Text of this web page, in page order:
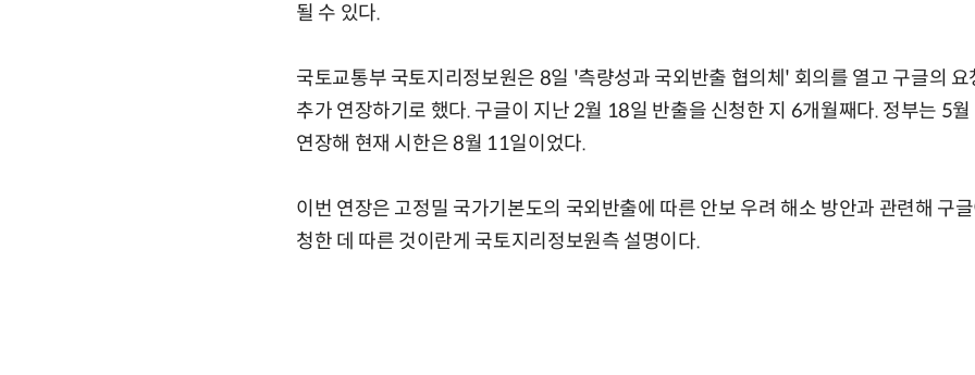
될 수 있다.
국토교통부 국토지리정보원은 8일 '측량성과 국외반출 협의체' 회의를 열고 구글의
추가 연장하기로 했다. 구글이 지난 2월 18일 반출을 신청한 지 6개월째다. 정부는 5
연장해 현재 시한은 8월 11일이었다.
이번 연장은 고정밀 국가기본도의 국외반출에 따른 안보 우려 해소 방안과 관련해 구
청한 데 따른 것이란게 국토지리정보원측 설명이다.